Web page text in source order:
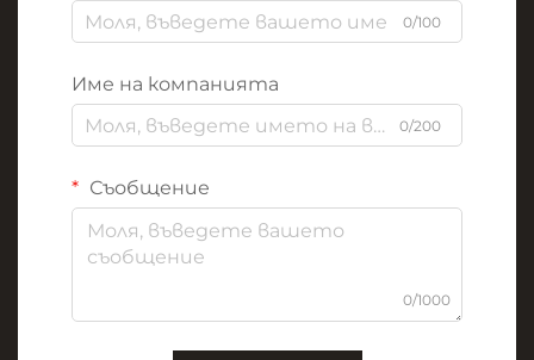
0/100
Име на компанията
0/200
Съобщение
0/1000